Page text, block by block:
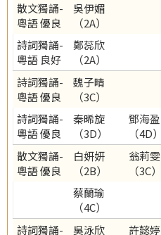
散文獨誦-
粵語 優良
吳伊媚
（2A）
詩詞獨誦-
粵語 良好
鄭蕊欣
（2A）
詩詞獨誦-
粵語 優良
魏子晴
（3C）
詩詞獨誦-
粵語 優良
秦晞旋
（3D）
鄧海盈
（4D）
散文獨誦-
粵語 優良
白妍妍
（2B）
翁莉雯
（3C）
蔡蘭瑜
（4C）
詩詞獨誦-
吳泳欣
許懿婷